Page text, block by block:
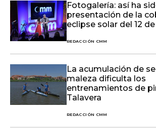
Fotogalería: así ha
presentación de la
eclipse solar del 12
REDACCIÓN CMM
La acumulación de
maleza dificulta los
entrenamientos de
Talavera
REDACCIÓN CMM